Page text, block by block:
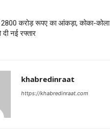
2800 करोड़ रूपए का आंकड़ा, कोका-कोला
दी नई रफ्तार
khabredinraat
https://khabredinraat.com